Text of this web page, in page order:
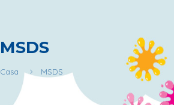
MSDS
Casa MSDS